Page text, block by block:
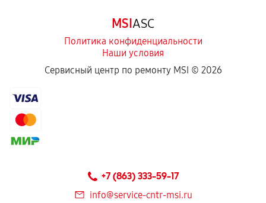
отдельных условиях.
Если комплектующие куплены
сохраняться полностью или частично, если
соблюдены следующие условия:
MSIASC
Политика конфиденциальности
Наши условия
Сервисный центр по ремонту MSI © 2026
+7 (863) 333-59-17
info@service-cntr-msi.ru